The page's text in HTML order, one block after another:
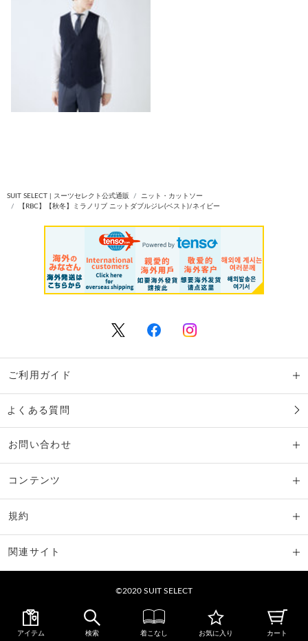
SUIT SELECT | スーツセレクト公式通販
ニット・カットソー
【RBC】【秋冬】ミラノリブ ニットダブルジレ(ベスト)/ネイビー
ご利用ガイド
よくある質問
お問い合わせ
コンテンツ
規約
関連サイト
©2020 SUIT SELECT
アイテム 検索 着こなし お気に入り カート